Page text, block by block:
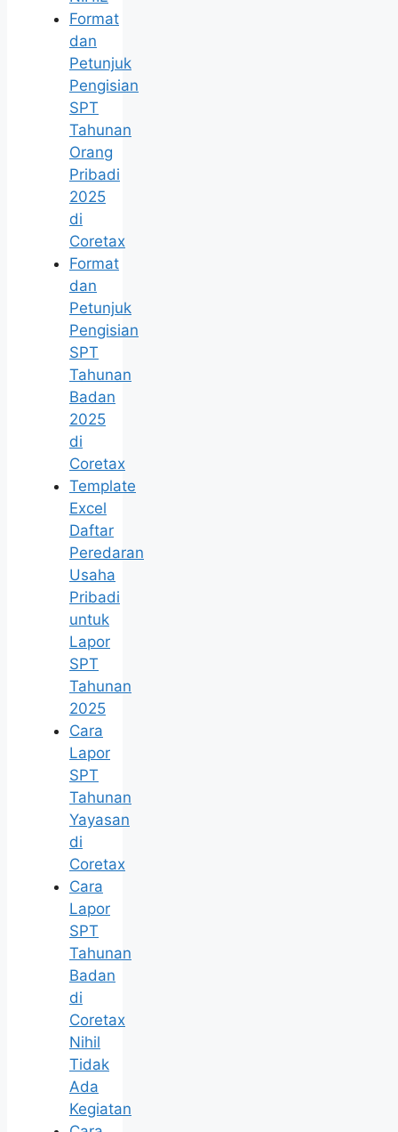
Format
dan
Petunjuk
Pengisian
SPT
Tahunan
Orang
Pribadi
2025
di
Coretax
Format
dan
Petunjuk
Pengisian
SPT
Tahunan
Badan
2025
di
Coretax
Template
Excel
Daftar
Peredaran
Usaha
Pribadi
untuk
Lapor
SPT
Tahunan
2025
Cara
Lapor
SPT
Tahunan
Yayasan
di
Coretax
Cara
Lapor
SPT
Tahunan
Badan
di
Coretax
Nihil
Tidak
Ada
Kegiatan